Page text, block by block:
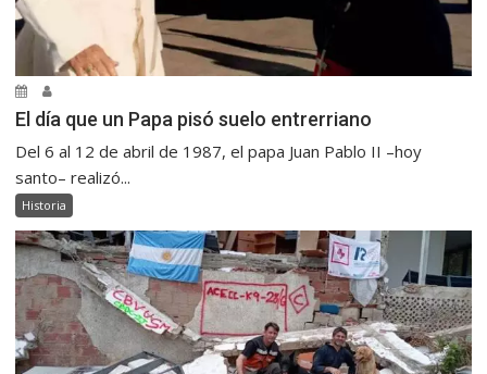
El día que un Papa pisó suelo entrerriano
Del 6 al 12 de abril de 1987, el papa Juan Pablo II –hoy
santo– realizó...
Historia